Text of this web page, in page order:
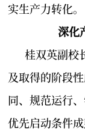
实生产力转化。
深化
桂双英副校
及取得的阶段
同、规范运行
优先启动条件